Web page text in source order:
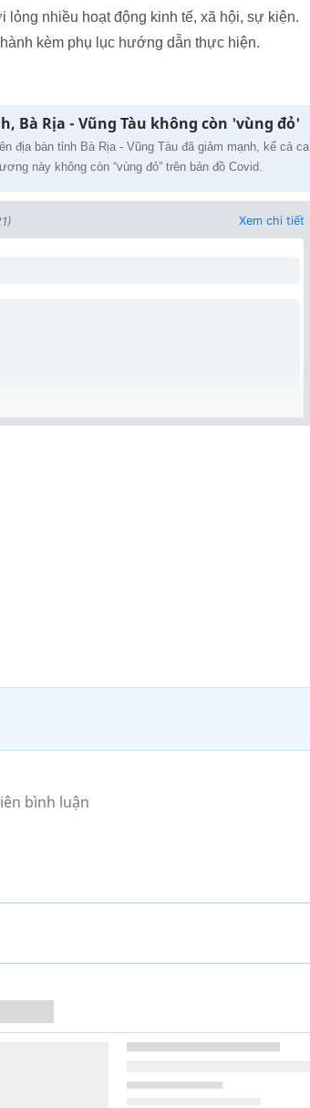
lỏng nhiều hoạt động kinh tế, xã hội, sự kiện.
kèm phụ lục hướng dẫn thực hiện.
Bà Rịa - Vũng Tàu không còn 'vùng đỏ'
địa bàn tỉnh Bà Rịa - Vũng Tàu đã giảm mạnh, kể cả ca
này không còn “vùng đỏ” trên bản đồ Covid.